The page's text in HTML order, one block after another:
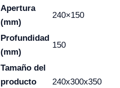
Apertura
(mm)
240×150
Profundidad
(mm)
150
Tamaño del
producto
240x300x350